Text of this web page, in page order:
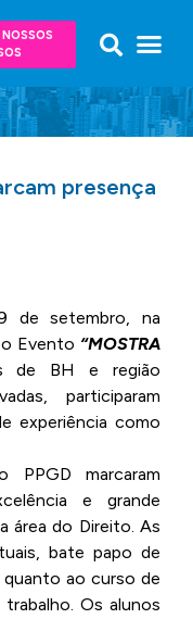
presença
de setembro, na
Evento “MOSTRA
de BH e região
participaram
experiência como
marcaram
e grande
área do Direito. As
bate papo de
ao curso de
Os alunos